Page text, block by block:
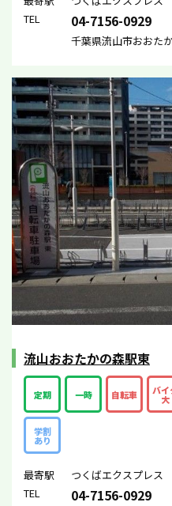
TEL
04-7156-0929
千葉県流山市おおた
流山おおたかの森駅東
定期 一時 自転車 バイ
大
学割
あり
最寄駅
つくばエクスプレス
TEL
04-7156-0929